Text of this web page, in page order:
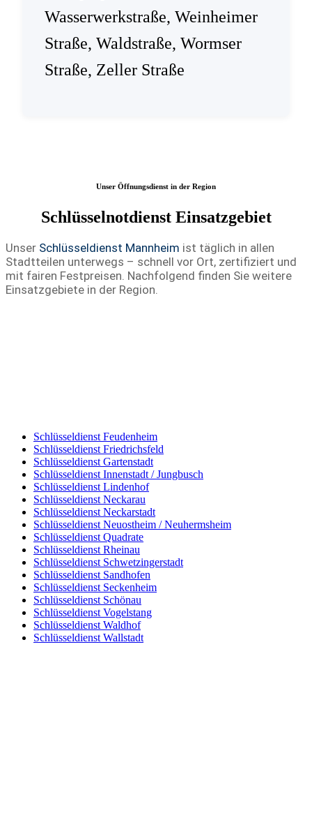
Wasserwerkstraße, Weinheimer
Straße, Waldstraße, Wormser
Straße, Zeller Straße
Unser Öffnungsdienst in der Region
Schlüsselnotdienst Einsatzgebiet
Unser Schlüsseldienst Mannheim ist täglich in allen
Stadtteilen unterwegs – schnell vor Ort, zertifiziert und
mit fairen Festpreisen. Nachfolgend finden Sie weitere
Einsatzgebiete in der Region.
Schlüsseldienst Feudenheim
Schlüsseldienst Friedrichsfeld
Schlüsseldienst Gartenstadt
Schlüsseldienst Innenstadt / Jungbusch
Schlüsseldienst Lindenhof
Schlüsseldienst Neckarau
Schlüsseldienst Neckarstadt
Schlüsseldienst Neuostheim / Neuhermsheim
Schlüsseldienst Quadrate
Schlüsseldienst Rheinau
Schlüsseldienst Schwetzingerstadt
Schlüsseldienst Sandhofen
Schlüsseldienst Seckenheim
Schlüsseldienst Schönau
Schlüsseldienst Vogelstang
Schlüsseldienst Waldhof
Schlüsseldienst Wallstadt